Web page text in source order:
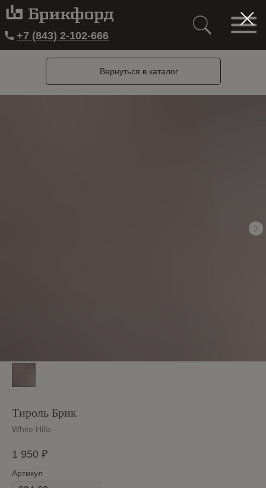
+7 (843) 2-102-666
Вернуться в каталог
Тироль Брик
White Hills
1 950 ₽
Артикул